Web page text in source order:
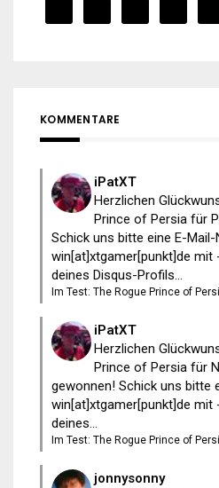
KOMMENTARE
iPatXT
Herzlichen
Prince of Persia für
Schick uns bitte eine E-
win[at]xtgamer[punkt]de mit
deines Disqus-Profils...
Im Test: The Rogue Prince of
iPatXT
Herzlichen
Prince of Persia für
gewonnen! Schick uns bitte
win[at]xtgamer[punkt]de mit
deines...
Im Test: The Rogue Prince of
jonnysonny